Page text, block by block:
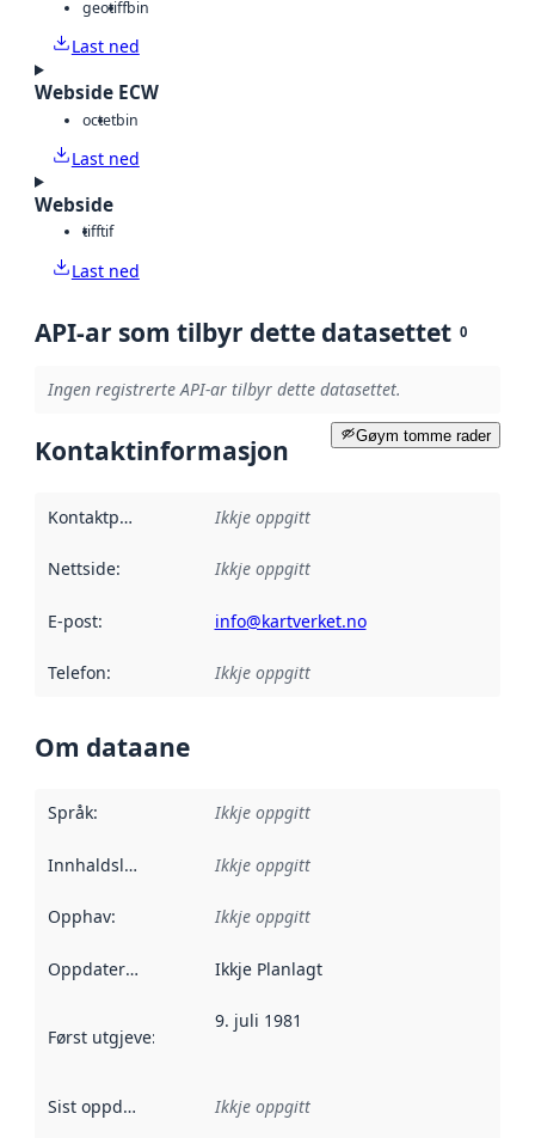
geotiffbin
Last ned
Webside ECW
octetbin
Last ned
Webside
tifftif
Last ned
API-ar som tilbyr dette datasettet 0
Ingen registrerte API-ar tilbyr dette datasettet.
Gøym tomme rader
Kontaktinformasjon
Kontaktpunkt Ikkje oppgitt
Nettside: Ikkje oppgitt
E-post: info@kartverket.no
Telefon: Ikkje oppgitt
Om dataane
Språk: Ikkje oppgitt
Innhaldsleverandørar :
Ikkje oppgitt
Opphav: Ikkje oppgitt
Oppdateringsfrekvens :
Ikkje Planlagt
Først utgjeve: Denne datoen seier når dataa i dette
9. juli 1981
Sist oppdatert Ikkje oppgitt